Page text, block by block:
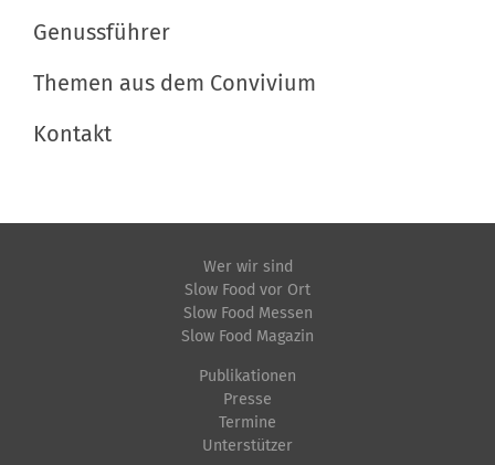
Genussführer
Themen aus dem Convivium
Kontakt
Wer wir sind
Slow Food vor Ort
Slow Food Messen
Slow Food Magazin
Publikationen
Presse
Termine
Unterstützer